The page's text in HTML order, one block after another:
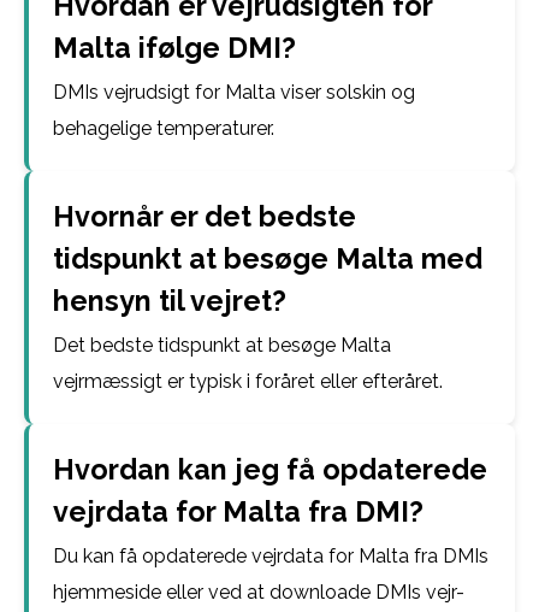
Malta ifølge DMI?
DMIs vejrudsigt for Malta viser solskin og
behagelige temperaturer.
Hvornår er det bedste
tidspunkt at besøge Malta med
hensyn til vejret?
Det bedste tidspunkt at besøge Malta
vejrmæssigt er typisk i foråret eller efteråret.
Hvordan kan jeg få opdaterede
vejrdata for Malta fra DMI?
Du kan få opdaterede vejrdata for Malta fra DMIs
hjemmeside eller ved at downloade DMIs vejr-